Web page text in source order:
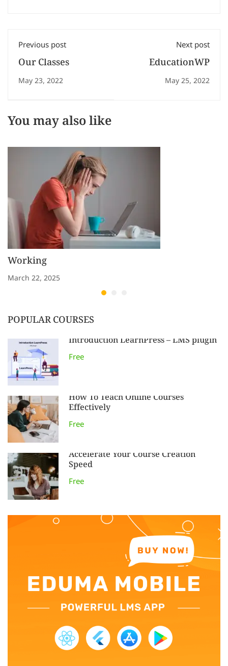
Previous post
Our Classes
May 23, 2022
Next post
EducationWP
May 25, 2022
You may also like
Working
March 22, 2025
POPULAR COURSES
Introduction LearnPress – LMS plugin
Free
How To Teach Online Courses
Effectively
Free
Accelerate Your Course Creation
Speed
Free